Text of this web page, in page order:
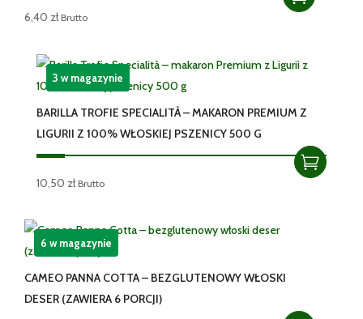
6,40 zł Brutto
BARILLA TROFIE SPECIALITÀ – MAKARON PREMIUM Z
LIGURII Z 100% WŁOSKIEJ PSZENICY 500 G
10,50 zł Brutto
3 w magazynie
CAMEO PANNA COTTA – BEZGLUTENOWY WŁOSKI
DESER (ZAWIERA 6 PORCJI)
6 w magazynie